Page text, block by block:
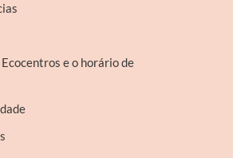
e o horário de